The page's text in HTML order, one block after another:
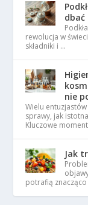
dbać
rewolucja w
składniki i …
nie
Wielu
sprawy, jak
Kluczowe
Jak
potrafią